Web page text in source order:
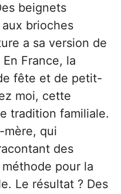
beignets
brioches
a sa version de
France, la
fête et de petit-
moi, cette
tradition familiale.
mère, qui
des
méthode pour la
Le résultat ? Des